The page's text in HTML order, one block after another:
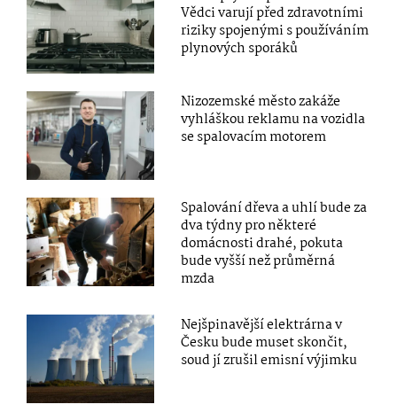
Vědci varují před zdravotními
riziky spojenými s používáním
plynových sporáků
Nizozemské město zakáže
vyhláškou reklamu na vozidla
se spalovacím motorem
Spalování dřeva a uhlí bude za
dva týdny pro některé
domácnosti drahé, pokuta
bude vyšší než průměrná
mzda
Nejšpinavější elektrárna v
Česku bude muset skončit,
soud jí zrušil emisní výjimku